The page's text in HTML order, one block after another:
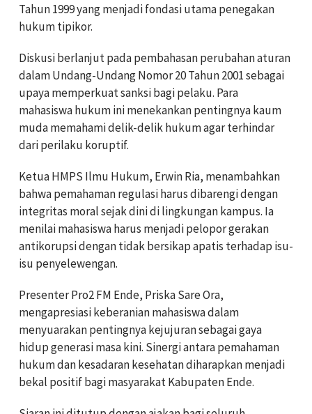
Tahun 1999 yang menjadi fondasi utama penegakan
hukum tipikor.
Diskusi berlanjut pada pembahasan perubahan aturan
dalam Undang-Undang Nomor 20 Tahun 2001 sebagai
upaya memperkuat sanksi bagi pelaku. Para
mahasiswa hukum ini menekankan pentingnya kaum
muda memahami delik-delik hukum agar terhindar
dari perilaku koruptif.
Ketua HMPS Ilmu Hukum, Erwin Ria, menambahkan
bahwa pemahaman regulasi harus dibarengi dengan
integritas moral sejak dini di lingkungan kampus. Ia
menilai mahasiswa harus menjadi pelopor gerakan
antikorupsi dengan tidak bersikap apatis terhadap isu-
isu penyelewengan.
Presenter Pro2 FM Ende, Priska Sare Ora,
mengapresiasi keberanian mahasiswa dalam
menyuarakan pentingnya kejujuran sebagai gaya
hidup generasi masa kini. Sinergi antara pemahaman
hukum dan kesadaran kesehatan diharapkan menjadi
bekal positif bagi masyarakat Kabupaten Ende.